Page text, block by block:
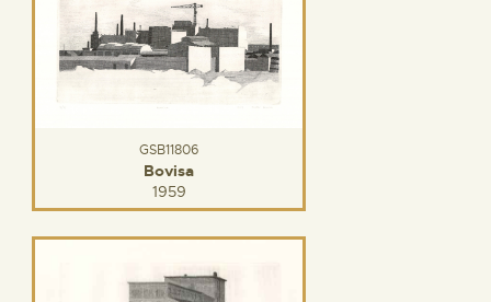
GSB11806
Bovisa
1959